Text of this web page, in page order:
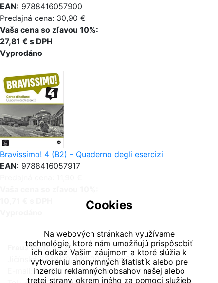
EAN: 9788416057900
Predajná cena: 30,90 €
Vaša cena so zľavou 10%:
27,81 € s DPH
Vyprodáno
Bravissimo! 4 (B2) – Quaderno degli esercizi
EAN: 9788416057917
Fraus Klett, s.r.o.
Jičínská 2348/10, 130 00 Praha 3
E-mail:info@fraus-klett.cz
Cookies
Na webových stránkach využívame
technológie, ktoré nám umožňujú prispôsobiť
ich odkaz Vašim záujmom a ktoré slúžia k
vytvoreniu anonymných štatistík alebo pre
inzerciu reklamných obsahov našej alebo
tretej strany, okrem iného za pomoci služieb